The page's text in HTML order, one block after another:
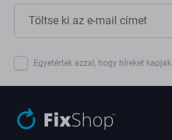
Egyetértek azzal, hogy híreket kapjak